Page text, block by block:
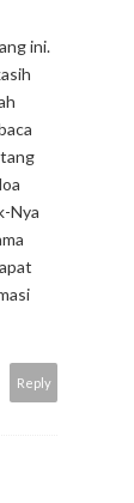
ini.
Nya
Reply